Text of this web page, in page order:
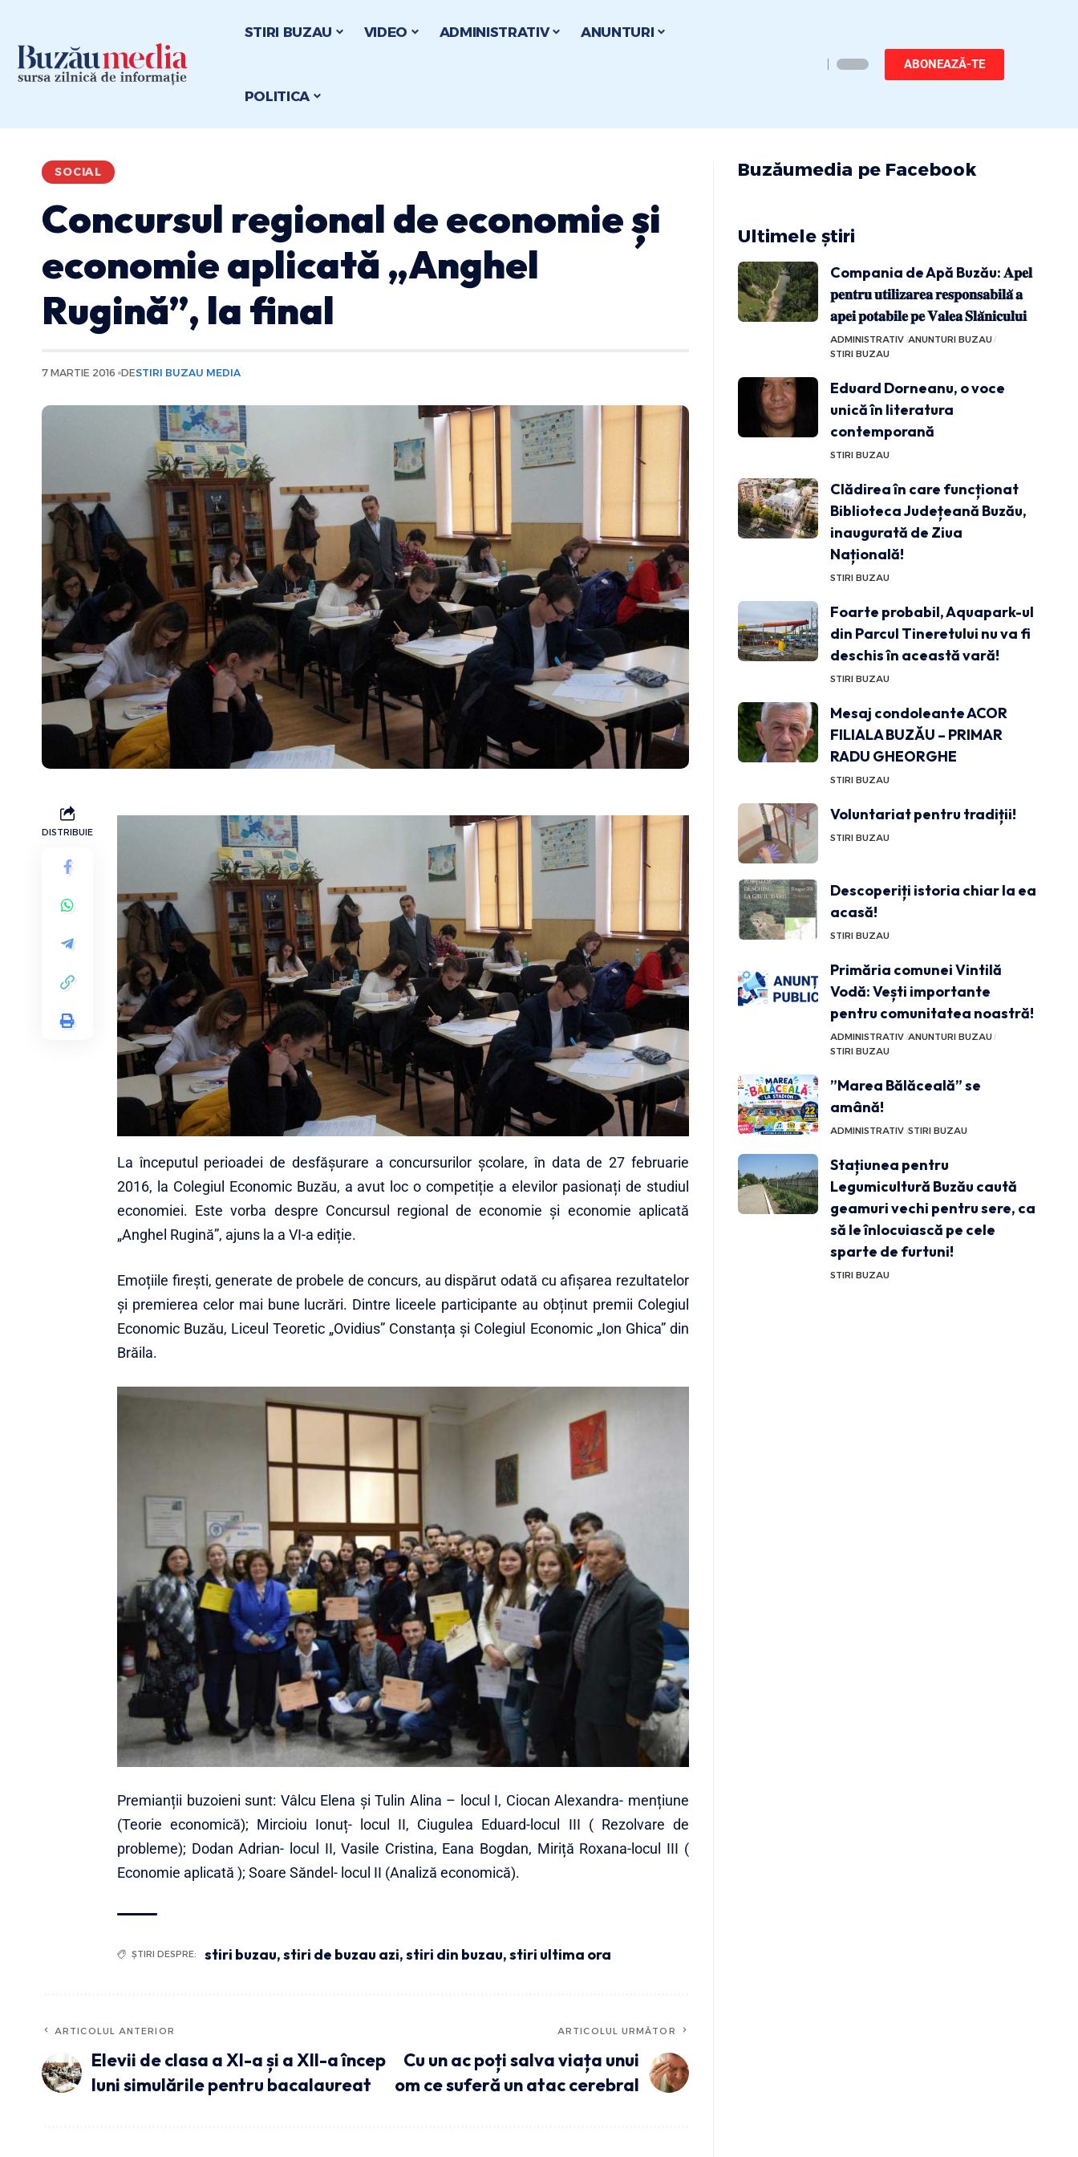
STIRI BUZAU VIDEO ADMINISTRATIV ANUNTURI
POLITICA
ABONEAZĂ-TE
SOCIAL
Concursul regional de economie și
economie aplicată „Anghel
Rugină”, la final
7 MARTIE 2016 DESTIRI BUZAU MEDIA
DISTRIBUIE
La începutul perioadei de desfășurare a concursurilor școlare, în data de 27 februarie
2016, la Colegiul Economic Buzău, a avut loc o competiție a elevilor pasionați de studiul
economiei. Este vorba despre Concursul regional de economie și economie aplicată
„Anghel Rugină”, ajuns la a VI-a ediție.
Emoțiile firești, generate de probele de concurs, au dispărut odată cu afișarea rezultatelor
și premierea celor mai bune lucrări. Dintre liceele participante au obținut premii Colegiul
Economic Buzău, Liceul Teoretic „Ovidius” Constanța și Colegiul Economic „Ion Ghica” din
Brăila.
Premianții buzoieni sunt: Vâlcu Elena și Tulin Alina – locul I, Ciocan Alexandra- mențiune
(Teorie economică); Mircioiu Ionuț- locul II, Ciugulea Eduard-locul III ( Rezolvare de
probleme); Dodan Adrian- locul II, Vasile Cristina, Eana Bogdan, Miriță Roxana-locul III (
Economie aplicată ); Soare Săndel- locul II (Analiză economică).
ȘTIRI DESPRE: stiri buzau,stiri de buzau azi,stiri din buzau,stiri ultima ora
ARTICOLUL ANTERIOR
Elevii de clasa a XI-a și a XII-a încep
luni simulările pentru bacalaureat
ARTICOLUL URMĂTOR
Cu un ac poți salva viața unui
om ce suferă un atac cerebral
Buzăumedia pe Facebook
Ultimele știri
Compania de Apă Buzău: 𝐀𝐩𝐞𝐥
𝐩𝐞𝐧𝐭𝐫𝐮 𝐮𝐭𝐢𝐥𝐢𝐳𝐚𝐫𝐞𝐚 𝐫𝐞𝐬𝐩𝐨𝐧𝐬𝐚𝐛𝐢𝐥𝐚̆ 𝐚
𝐚𝐩𝐞𝐢 𝐩𝐨𝐭𝐚𝐛𝐢𝐥𝐞 𝐩𝐞 𝐕𝐚𝐥𝐞𝐚 𝐒𝐥𝐚̆𝐧𝐢𝐜𝐮𝐥𝐮𝐢
ADMINISTRATIV ANUNTURI BUZAU
STIRI BUZAU
Eduard Dorneanu, o voce
unică în literatura
contemporană
STIRI BUZAU
Clădirea în care funcționat
Biblioteca Județeană Buzău,
inaugurată de Ziua
Națională!
STIRI BUZAU
Foarte probabil, Aquapark-ul
din Parcul Tineretului nu va fi
deschis în această vară!
STIRI BUZAU
Mesaj condoleante ACOR
FILIALA BUZĂU – PRIMAR
RADU GHEORGHE
STIRI BUZAU
Voluntariat pentru tradiții!
STIRI BUZAU
Descoperiți istoria chiar la ea
acasă!
STIRI BUZAU
Primăria comunei Vintilă
Vodă: Vești importante
pentru comunitatea noastră!
ADMINISTRATIV ANUNTURI BUZAU
STIRI BUZAU
”Marea Bălăceală” se
amână!
ADMINISTRATIV STIRI BUZAU
Stațiunea pentru
Legumicultură Buzău caută
geamuri vechi pentru sere, ca
să le înlocuiască pe cele
sparte de furtuni!
STIRI BUZAU